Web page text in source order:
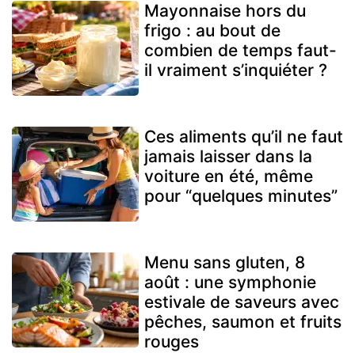
Mayonnaise hors du
frigo : au bout de
combien de temps faut-
il vraiment s’inquiéter ?
Ces aliments qu’il ne faut
jamais laisser dans la
voiture en été, même
pour “quelques minutes”
Menu sans gluten, 8
août : une symphonie
estivale de saveurs avec
pêches, saumon et fruits
rouges